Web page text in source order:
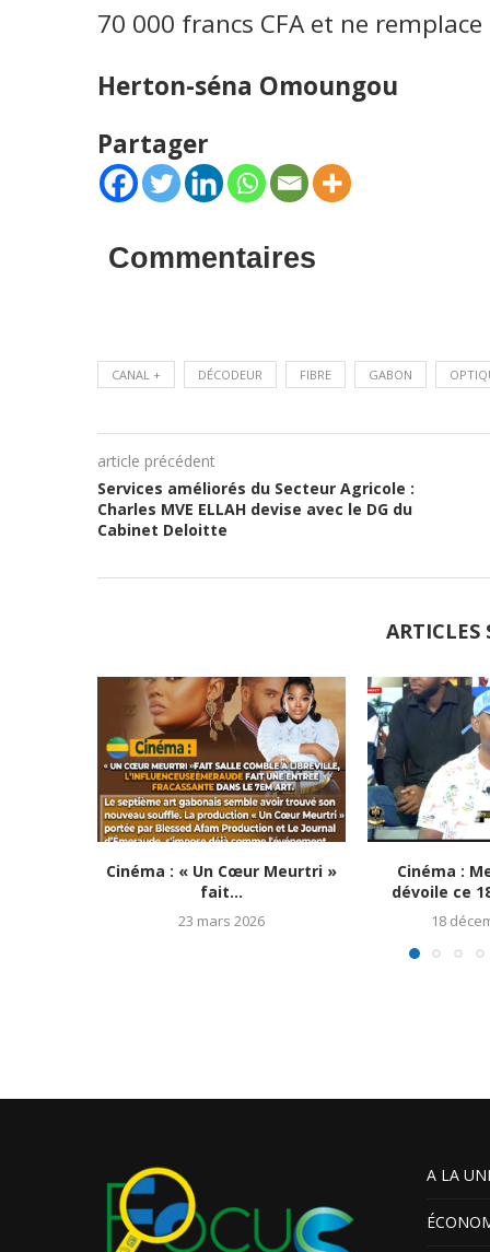
70 000 francs CFA et ne
Herton-séna Omoungou
Partager
Commentaires
CANAL + DÉCODEUR FIBRE GABON
article précédent
Services améliorés du Secteur Agricole :
Charles MVE ELLAH devise avec le DG du
Cabinet Deloitte
ARTICLES
Cinéma : « Un Cœur Meurtri »
fait...
23 mars 2026
Cinéma :
dévoile ce
18
A LA